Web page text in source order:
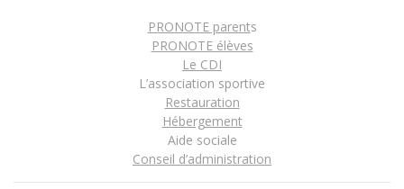
PRONOTE parents
PRONOTE élèves
Le CDI
L’association sportive
Restauration
Hébergement
Aide sociale
Conseil d’administration